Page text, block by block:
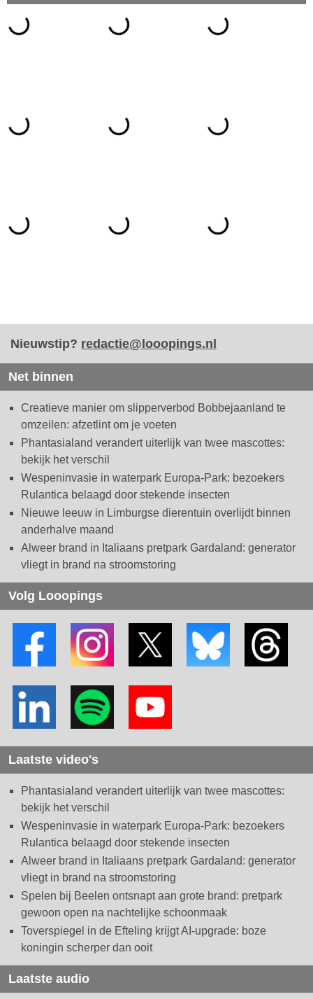
Nieuwstip? redactie@looopings.nl
Net binnen
Creatieve manier om slipperverbod Bobbejaanland te
omzeilen: afzetlint om je voeten
Phantasialand verandert uiterlijk van twee mascottes:
bekijk het verschil
Wespeninvasie in waterpark Europa-Park: bezoekers
Rulantica belaagd door stekende insecten
Nieuwe leeuw in Limburgse dierentuin overlijdt binnen
anderhalve maand
Alweer brand in Italiaans pretpark Gardaland: generator
vliegt in brand na stroomstoring
Volg Looopings
Laatste video's
Phantasialand verandert uiterlijk van twee mascottes:
bekijk het verschil
Wespeninvasie in waterpark Europa-Park: bezoekers
Rulantica belaagd door stekende insecten
Alweer brand in Italiaans pretpark Gardaland: generator
vliegt in brand na stroomstoring
Spelen bij Beelen ontsnapt aan grote brand: pretpark
gewoon open na nachtelijke schoonmaak
Toverspiegel in de Efteling krijgt AI-upgrade: boze
koningin scherper dan ooit
Laatste audio